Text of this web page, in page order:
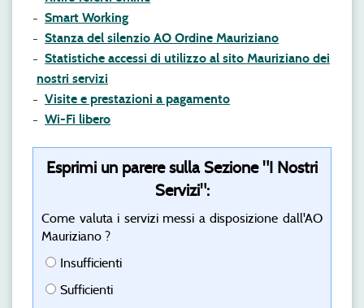
Smart Working
Stanza del silenzio AO Ordine Mauriziano
Statistiche accessi di utilizzo al sito Mauriziano dei
nostri servizi
Visite e prestazioni a pagamento
Wi-Fi libero
Esprimi un parere sulla Sezione "I Nostri
Servizi":
Come valuta i servizi messi a disposizione dall'AO
Mauriziano ?
Insufficienti
Sufficienti